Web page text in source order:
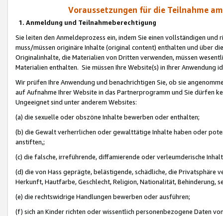
Voraussetzungen für die Teilnahme
1. Anmeldung und Teilnahmeberechtigung
Sie leiten den Anmeldeprozess ein, indem Sie einen vollständigen
muss/müssen originäre Inhalte (original content) enthalten und über
Originalinhalte, die Materialien von Dritten verwenden, müssen
Materialien enthalten. Sie müssen Ihre Website(s) in Ihrer Anwendung
Wir prüfen Ihre Anwendung und benachrichtigen Sie, ob sie
auf Aufnahme Ihrer Website in das Partnerprogramm und Sie dürfen
Ungeeignet sind unter anderem Websites:
(a) die sexuelle oder obszöne Inhalte bewerben oder enthalten;
(b) die Gewalt verherrlichen oder gewalttätige Inhalte haben oder
anstiften,;
(c) die falsche, irreführende, diffamierende oder verleumderische
(d) die von Hass geprägte, belästigende, schädliche, die Privatsphäre
Herkunft, Hautfarbe, Geschlecht, Religion, Nationalität, Behinderung,
(e) die rechtswidrige Handlungen bewerben oder ausführen;
(f) sich an Kinder richten oder wissentlich personenbezogene Daten